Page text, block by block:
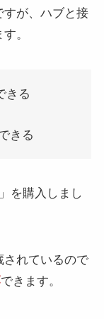
すが、ハブと接
。
きる
きる
を購入しまし
されているので
できます。